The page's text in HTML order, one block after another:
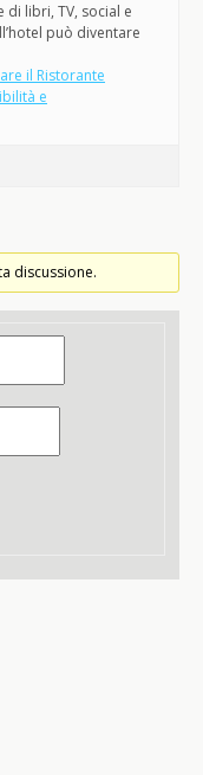
libri, TV, social e
può diventare
il Ristorante
e
discussione.